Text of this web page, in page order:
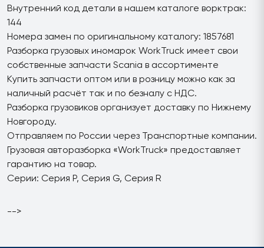
Внутренний код детали в нашем каталоге ворктрак:
144
Номера замен по оригинальному каталогу: 1857681
Разборка грузовых иномарок WorkTruck имеет свои
собственные запчасти Scania в ассортименте
Купить запчасти оптом или в розницу можно как за
наличный расчёт так и по безналу с НДС.
Разборка грузовиков организует доставку по Нижнему
Новгороду.
Отправляем по России через Транспортные компании.
Грузовая авторазборка «WorkTruck» предоставляет
гарантию на товар.
Серии: Серия P, Серия G, Серия R
-->